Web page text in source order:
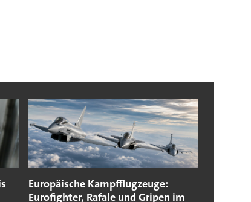
Europäische Kampfflugzeuge:
Eurofighter, Rafale und Gripen im